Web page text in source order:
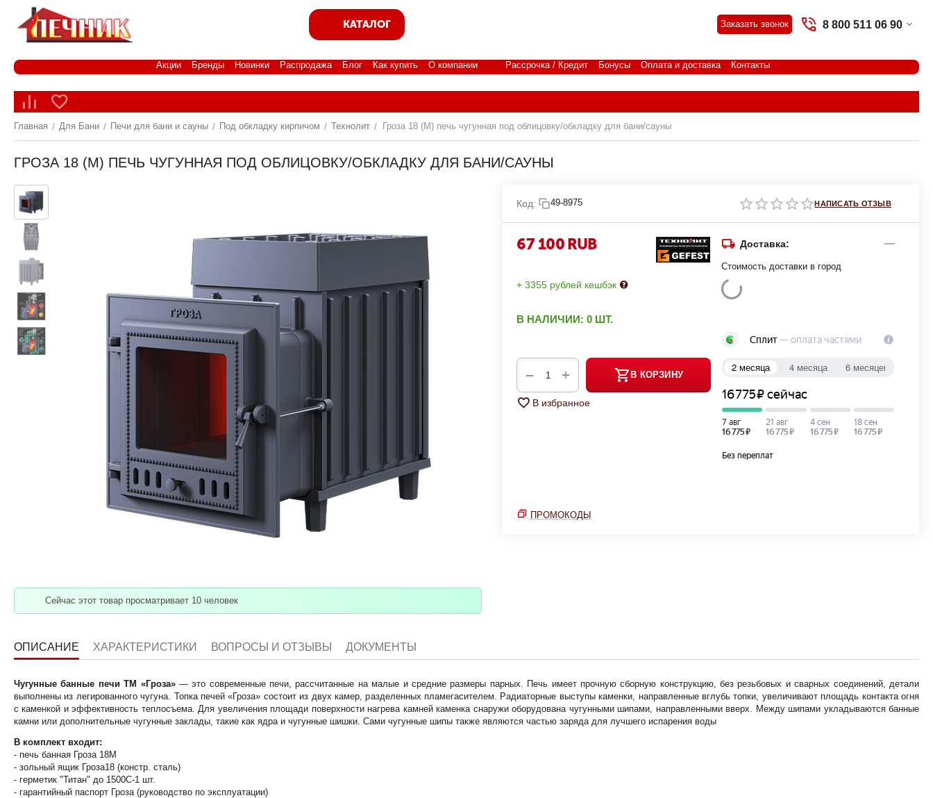
КАТАЛОГ Заказать звонок 8 800 511 06 90
Акции Бренды Новинки Распродажа Блог Как купить О компании Рассрочка / Кредит Бонусы Оплата и доставка Контакты
Главная / Для Бани / Печи для бани и сауны / Под обкладку кирпичом / Технолит / Гроза 18 (М) печь чугунная под облицовку/обкладку для бани/сауны
ГРОЗА 18 (М) ПЕЧЬ ЧУГУННАЯ ПОД ОБЛИЦОВКУ/ОБКЛАДКУ ДЛЯ БАНИ/САУНЫ
Сейчас этот товар просматривает 10 человек
НАПИСАТЬ ОТЗЫВ
Код: 49-8975
67 100RUB
В НАЛИЧИИ: 0 ШТ.
+ 3355 рублей кешбэк
+
− В КОРЗИНУ
В избранное
Доставка:
Стоимость доставки в город
ПРОМОКОДЫ
ОПИСАНИЕ ХАРАКТЕРИСТИКИ ВОПРОСЫ И ОТЗЫВЫ ДОКУМЕНТЫ
Чугунные банные печи ТМ «Гроза»— это современные печи, рассчитанные на малые и средние размеры парных. Печь имеет прочную сборную конструкцию, без резьбовых и сварных соединений, детали
выполнены из легированного чугуна. Топка печей «Гроза» состоит из двух камер, разделенных пламегасителем. Радиаторные выступы каменки, направленные вглубь топки, увеличивают площадь контакта огня
с каменкой и эффективность теплосъема. Для увеличения площади поверхности нагрева камней каменка снаружи оборудована чугунными шипами, направленными вверх. Между шипами укладываются банные
камни или дополнительные чугунные заклады, такие как ядра и чугунные шишки. Сами чугунные шипы также являются частью заряда для лучшего испарения воды
В комплект входит:
- печь банная Гроза 18М
- зольный ящик Гроза18 (констр. сталь)
- герметик "Титан" до 1500С-1 шт.
- гарантийный паспорт Гроза (руководство по эксплуатации)